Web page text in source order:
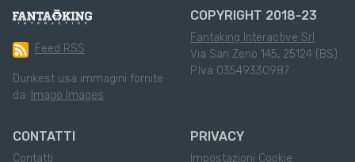
Feed RSS
Dunkest usa immagini fornite
da: Imago Images
COPYRIGHT 2018-23
Fantaking Interactive Srl
Via San Zeno 145, 25124 (BS)
P.Iva 03549330987
CONTATTI
Contatti
PRIVACY
Impostazioni Cookie